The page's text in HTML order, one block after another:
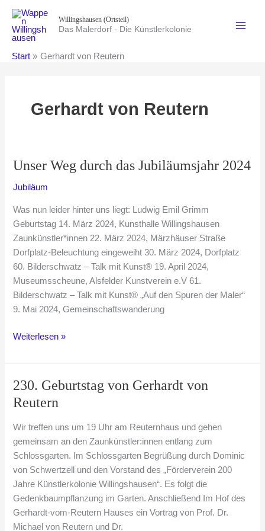
Inhalt
springen
Willingshausen (Ortsteil)
Das Malerdorf - Die Künstlerkolonie
Start Gerhardt von Reutern
Gerhardt von Reutern
Unser Weg durch das Jubiläumsjahr 2024
Jubiläum
Was nun leider hinter uns liegt: Ludwig Emil Grimm
Geburtstag 14. März 2024, Kunsthalle Willingshausen
Zaunkünstler*innen 22. März 2024, Märzhäuser Straße
Dorfplatz-Beleuchtung eingeweiht 30. März 2024, Dorfplatz
60. Bilderschwatz – Talk mit Kunst® 19. April 2024,
Museumsscheune, Alsfelder Kunstverein e.V 61.
Bilderschwatz – Talk mit Kunst® „Auf den Spuren der Maler“
9. Mai 2024, Gemeinschaftswanderung
Unser
das
Jubiläumsjahr
2024
Weiterlesen »
230. Geburtstag von Gerhardt von
Reutern
Wir treffen uns um 19 Uhr am Reuternhaus und gehen
gemeinsam an den Zaunkünstler:innen entlang zum
Schlossgarten. Im Schlossgarten Begrüßung durch Dominic
von Schwertzell und den Vorstand des „Förderverein 200
Jahre Künstlerkolonie Willingshausen“. Es folgt die
Gedenkbaumpflanzung im Garten. Anschließend Im Hof des
Gerhardt-vom-Reutern Hauses ein Vortrag von Prof. Dr.
Michael von Reutern und Dr.